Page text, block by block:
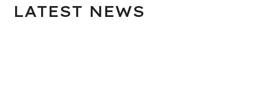
LATEST NEWS